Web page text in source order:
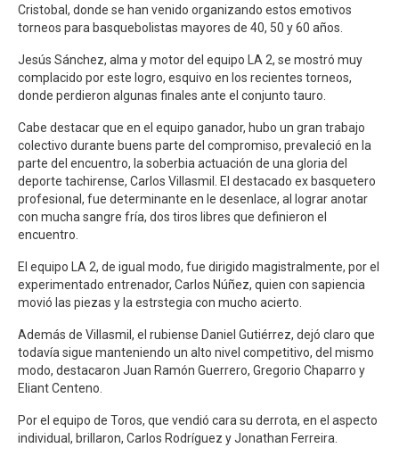
Cristobal, donde se han venido organizando estos emotivos
torneos para basquebolistas mayores de 40, 50 y 60 años.
Jesús Sánchez, alma y motor del equipo LA 2, se mostró muy
complacido por este logro, esquivo en los recientes torneos,
donde perdieron algunas finales ante el conjunto tauro.
Cabe destacar que en el equipo ganador, hubo un gran trabajo
colectivo durante buens parte del compromiso, prevaleció en la
parte del encuentro, la soberbia actuación de una gloria del
deporte tachirense, Carlos Villasmil. El destacado ex basquetero
profesional, fue determinante en le desenlace, al lograr anotar
con mucha sangre fría, dos tiros libres que definieron el
encuentro.
El equipo LA 2, de igual modo, fue dirigido magistralmente, por el
experimentado entrenador, Carlos Núñez, quien con sapiencia
movió las piezas y la estrstegia con mucho acierto.
Además de Villasmil, el rubiense Daniel Gutiérrez, dejó claro que
todavía sigue manteniendo un alto nivel competitivo, del mismo
modo, destacaron Juan Ramón Guerrero, Gregorio Chaparro y
Eliant Centeno.
Por el equipo de Toros, que vendió cara su derrota, en el aspecto
individual, brillaron, Carlos Rodríguez y Jonathan Ferreira.